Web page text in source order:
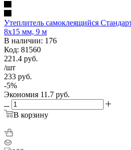
Утеплитель самоклеящийся
8x15 мм, 9 м
В наличии: 176
Код: 81560
221.4 руб.
/шт
233 руб.
-5%
Экономия 11.7 руб.
В корзину